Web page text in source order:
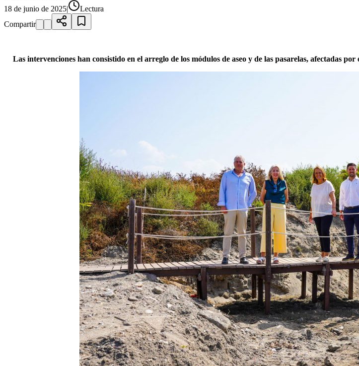
18 de junio de 2025|
Lectura
Compartir
Las intervenciones han consistido en el arreglo de los módulos de aseo y de las pasarelas, afectadas